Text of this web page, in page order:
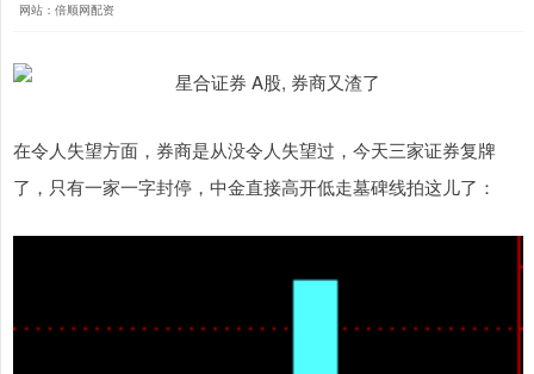
网站：倍顺网配资
在令人失望方面，券商是从没令人失望过，今天三家证券复牌
了，只有一家一字封停，中金直接高开低走墓碑线拍这儿了：